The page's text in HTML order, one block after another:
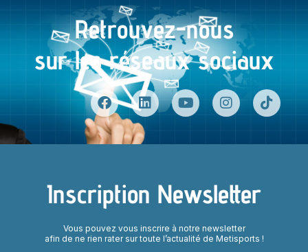
Retrouvez-nous
sur les réseaux sociaux
Inscription Newsletter
Vous pouvez vous inscrire à notre newsletter
afin de ne rien rater sur toute l’actualité de Metisports !